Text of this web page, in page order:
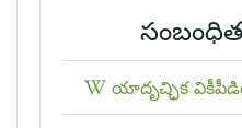
యాదృచ్ఛిక